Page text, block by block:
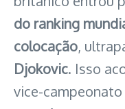
do ranking
colocação,
Djokovic. Isso
vice-campeonato